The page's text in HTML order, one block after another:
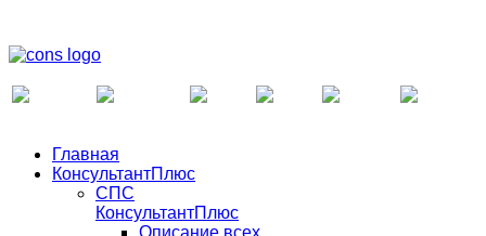
Главная
КонсультантПлюс
СПС
КонсультантПлюс
Описание всех